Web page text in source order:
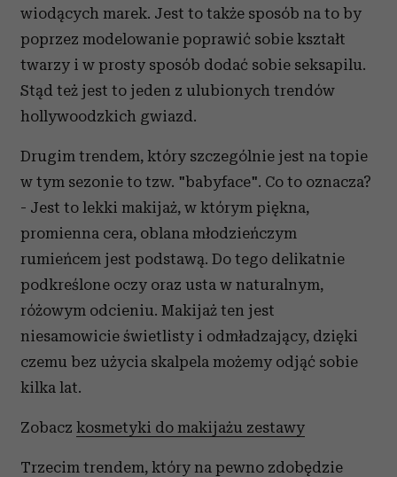
wiodących marek. Jest to także sposób na to by
poprzez modelowanie poprawić sobie kształt
twarzy i w prosty sposób dodać sobie seksapilu.
Stąd też jest to jeden z ulubionych trendów
hollywoodzkich gwiazd.
Drugim trendem, który szczególnie jest na topie
w tym sezonie to tzw. "babyface". Co to oznacza?
- Jest to lekki makijaż, w którym piękna,
promienna cera, oblana młodzieńczym
rumieńcem jest podstawą. Do tego delikatnie
podkreślone oczy oraz usta w naturalnym,
różowym odcieniu. Makijaż ten jest
niesamowicie świetlisty i odmładzający, dzięki
czemu bez użycia skalpela możemy odjąć sobie
kilka lat.
Zobacz kosmetyki do makijażu zestawy
Trzecim trendem, który na pewno zdobędzie